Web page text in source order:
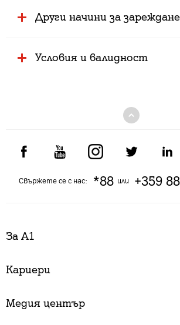
Други начини за зареждане
Условия и валидност
Свържете се с нас: *88или +359
За А1
Кариери
Медия център